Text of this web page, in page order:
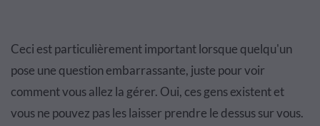
Ceci est particulièrement important lorsque quelqu'un
pose une question embarrassante, juste pour voir
comment vous allez la gérer. Oui, ces gens existent et
vous ne pouvez pas les laisser prendre le dessus sur vous.